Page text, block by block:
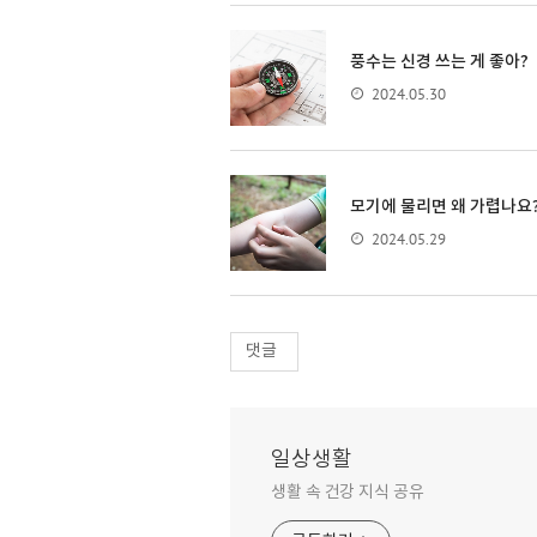
풍수는 신경 쓰는 게 좋아?
2024.05.30
모기에 물리면 왜 가렵나요
2024.05.29
댓글
일상생활
생활 속 건강 지식 공유